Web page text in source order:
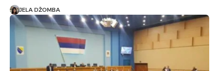
JELA DŽOMBA